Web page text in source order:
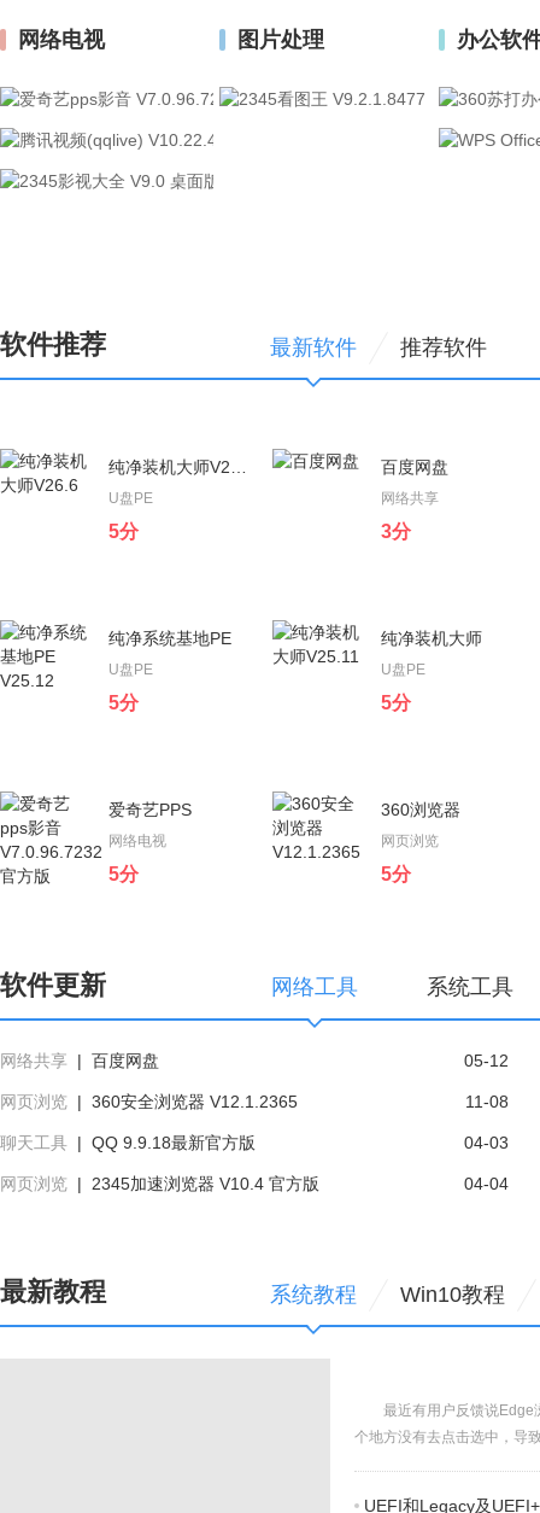
网络电视
爱奇艺PPS
图片处理
2345看图王
办公软
软件推荐 最新软件 推荐软件
U盘PE
5分
纯净装机大师是一款体积小巧、功
能非常强大、操作简单的一键系统
重装工具，支持UEFI+GPT引导模
立即下载
百度网盘
网络共享
3分
百度网盘PC客户端，是百度公司
推出的一款个人云服务产品。...
立即下载
纯净系统基地PE
U盘PE
5分
纯净系统基地PE 全新的安装程
序，处处彰显品质，内置很多实用
工具、U盘制作速度快、极速进入
立即下载
纯净装机大师
U盘PE
5分
纯净装机大师是一款体积小巧、功
能非常强大、操作简单的一键系统
重装工具，支持UEFI+GPT引导模
立即下载
爱奇艺PPS
网络电视
5分
爱奇艺视频是一款专注视频播放的
客户端软件，您可运行奇艺影音，
视频...
立即下载
360浏览器
网页浏览
5分
360安全浏览器采用先进的恶意网
址拦截技术，可自动拦截挂马，欺
软件更新 网络工具 系统工具
05-12
网络共享 | 百度网盘
11-08
网页浏览 | 360安全浏览器 V12.1.2365
04-03
聊天工具 | QQ 9.9.18最新官方版
04-04
网页浏览 | 2345加速浏览器 V10.4 官方版
最新教程 系统教程 Win10教程
最近有用户反馈说Edge
个地方没有去点击选中，导
UEFI和Legacy及